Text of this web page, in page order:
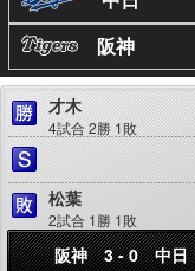
阪神
才木
4試合 2勝 1敗
松葉
2試合 1勝 1敗
阪神 3 - 0 中日